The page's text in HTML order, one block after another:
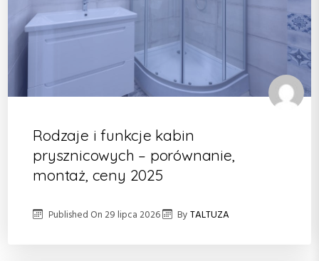
Rodzaje i funkcje kabin
prysznicowych – porównanie,
montaż, ceny 2025
Published On29 lipca 2026 ByTALTUZA